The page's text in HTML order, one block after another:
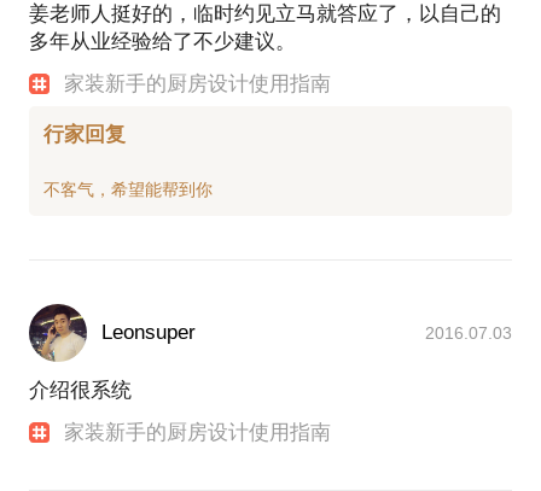
姜老师人挺好的，临时约见立马就答应了，以自己的
多年从业经验给了不少建议。
家装新手的厨房设计使用指南
行家回复
Leonsuper 2016.07.03
介绍很系统
家装新手的厨房设计使用指南